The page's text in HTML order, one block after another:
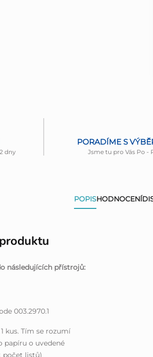
dny
PORADÍME S
Jsme tu pro Vás Po -
POPISHODNOCENÍ
následujících přístrojů:
003.2970.1
kus. Tím se rozumí
papíru o uvedené
počet listů)